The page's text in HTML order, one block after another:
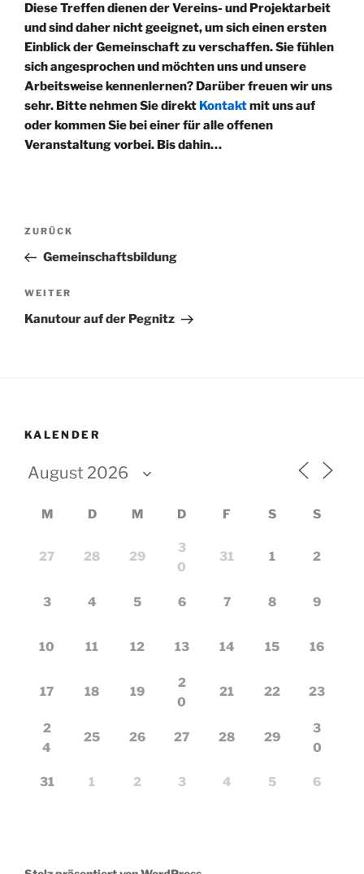
Diese Treffen dienen der Vereins- und Projektarbeit
und sind daher nicht geeignet, um sich einen ersten
Einblick der Gemeinschaft zu verschaffen. Sie fühlen
sich angesprochen und möchten uns und unsere
Arbeitsweise kennenlernen? Darüber freuen wir uns
sehr. Bitte nehmen Sie direkt Kontaktmit uns auf
oder kommen Sie bei einer für alle offenen
Veranstaltung vorbei. Bis dahin…
Beitragsnavigation
Vorheriger
Beitrag
ZURÜCK
Gemeinschaftsbildung
Nächster
Beitrag
WEITER
Kanutour auf der Pegnitz
KALENDER
M D M D F S S
27 28 29
3
0
31 1 2
3 4 5 6 7 8 9
10 11 12 13 14 15 16
17 18 19
2
0
21 22 23
2
4
25 26 27 28 29
3
0
31 1 2 3 4 5 6